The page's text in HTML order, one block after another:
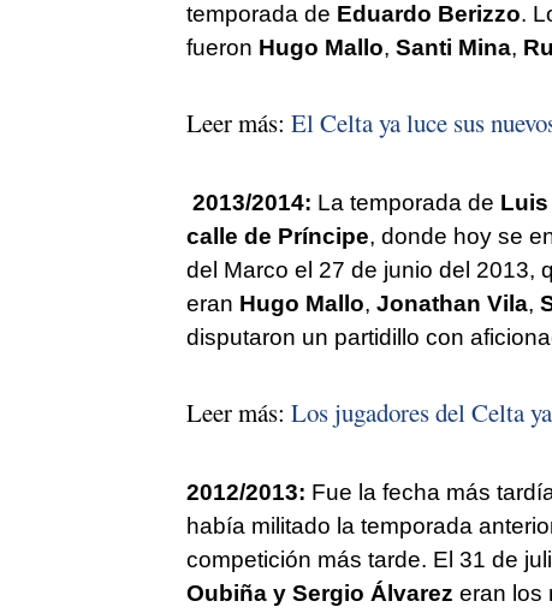
temporada de Eduardo Berizzo.
fueron Hugo Mallo, Santi Mina,
Leer más: El Celta ya luce sus
2013/2014: La temporada de
calle de Príncipe, donde hoy se
del Marco el 27 de junio del 2013,
eran Hugo Mallo, Jonathan Vila,
disputaron un partidillo con
Leer más: Los jugadores del Celta
2012/2013: Fue la fecha más
había militado la temporada
competición más tarde. El 31 de
Oubiña y Sergio Álvarez eran los